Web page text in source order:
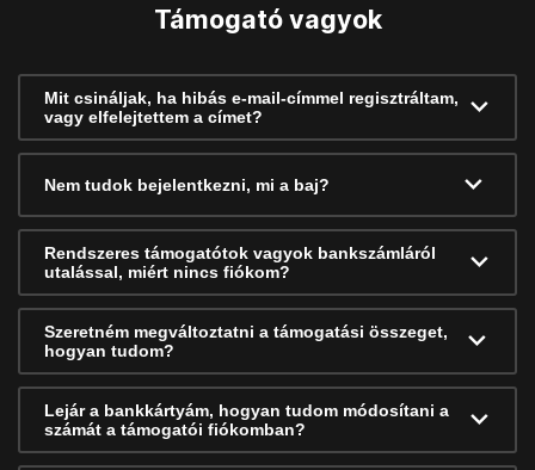
Támogató vagyok
Mit csináljak, ha hibás e-mail-címmel regisztráltam,
vagy elfelejtettem a címet?
Nem tudok bejelentkezni, mi a baj?
Rendszeres támogatótok vagyok bankszámláról
utalással, miért nincs fiókom?
Szeretném megváltoztatni a támogatási összeget,
hogyan tudom?
Lejár a bankkártyám, hogyan tudom módosítani a
számát a támogatói fiókomban?